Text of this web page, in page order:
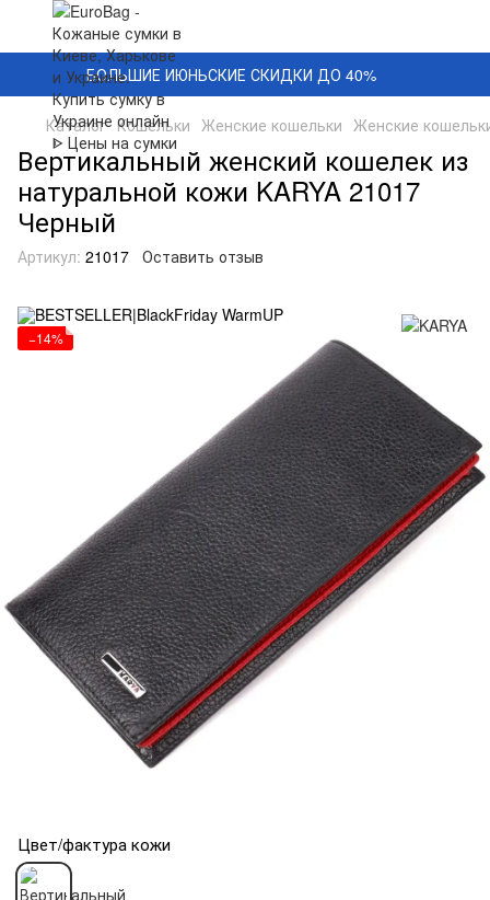
БОЛЬШИЕ ИЮНЬСКИЕ СКИДКИ ДО 40%
Каталог Кошельки Женские кошельки Женские
Вертикальный женский кошелек из
натуральной кожи KARYA 21017
Черный
Артикул: 21017 Оставить отзыв
−14%
Цвет/фактура кожи